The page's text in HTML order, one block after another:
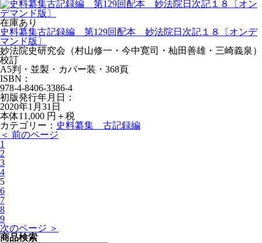
在庫あり
史料纂集古記録編 第129回配本 妙法院日次記１８〔オンデ
マンド版〕
妙法院史研究会（村山修一・今中寛司・杣田善雄・三崎義泉）
校訂
A5判・並製・カバー装・368頁
ISBN：
978-4-8406-3386-4
初版発行年月日：
2020年1月31日
本体11,000 円＋税
カテゴリー： 史料纂集 古記録編
＜ 前のページ
1
2
3
4
5
6
7
8
9
次のページ ＞
商品検索